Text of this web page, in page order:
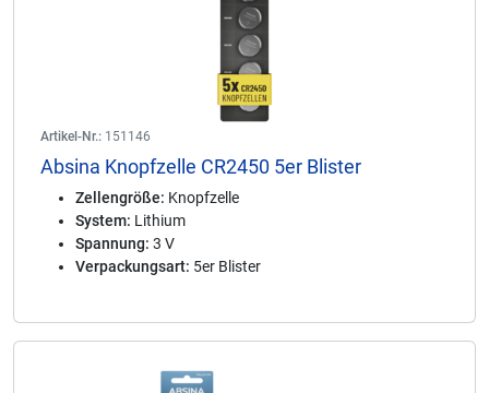
Artikel-Nr.: 151146
Absina Knopfzelle CR2450 5er Blister
Zellengröße: Knopfzelle
System: Lithium
Spannung: 3 V
Verpackungsart: 5er Blister